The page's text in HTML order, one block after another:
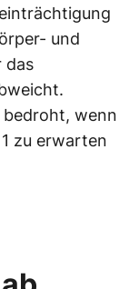
und
das
bedroht, wenn
zu erwarten